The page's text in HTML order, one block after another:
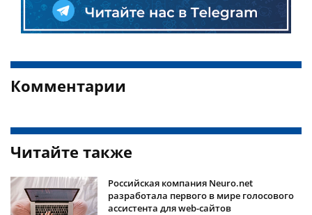
Комментарии
Читайте также
Российская компания Neuro.net
разработала первого в мире голосового
ассистента для web-сайтов